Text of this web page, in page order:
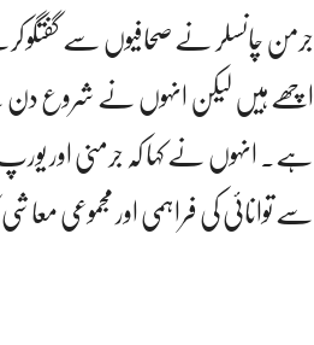
جرمن چانسلر نے صحافیوں سے گفتگو
اچھے ہیں لیکن انہوں نے شروع دن
ہے۔ انہوں نے کہا کہ جرمنی اور
سے توانائی کی فراہمی اور مجموعی